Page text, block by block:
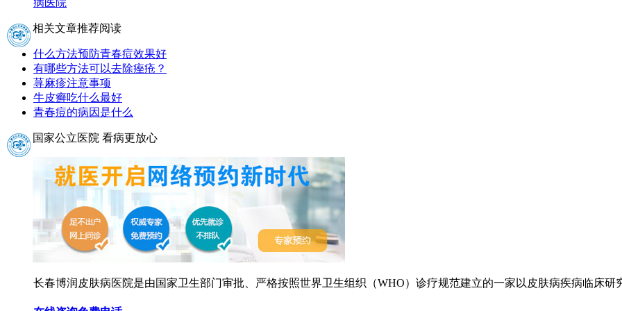
相关文章推荐阅读
什么方法预防青春痘效果好
有哪些方法可以去除痤疮？
荨麻疹注意事项
牛皮癣吃什么最好
青春痘的病因是什么
国家公立医院 看病更放心
长春博润皮肤病医院是由国家卫生部门审批、严格按照世界卫生组织（WHO）诊疗规范建立的一家以皮肤病疾病临床研